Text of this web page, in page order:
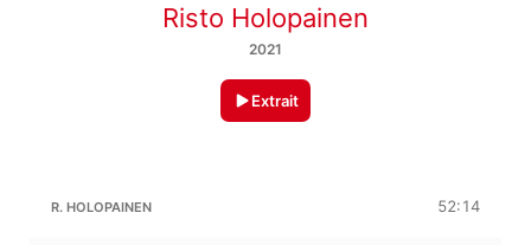
Risto Holopainen
2021
Extrait
R. HOLOPAINEN 52:14